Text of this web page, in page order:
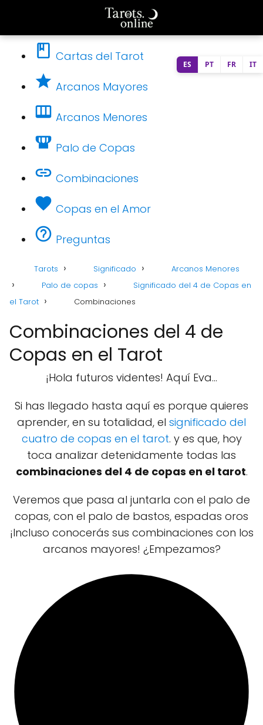
Cartas del Tarot
Arcanos Mayores
Arcanos Menores
Palo de Copas
Combinaciones
Copas en el Amor
Preguntas
Tarots Significado
Arcanos Menores
Palo de copas
Significado del 4 de Copas en
el Tarot
Combinaciones
Combinaciones del 4 de
Copas en el Tarot
¡Hola futuros videntes! Aquí Eva...
Si has llegado hasta aquí es porque quieres
aprender, en su totalidad, el significado del
cuatro de copas en el tarot. y es que, hoy
toca analizar detenidamente todas las
combinaciones del 4 de copas en el tarot.
Veremos que pasa al juntarla con el palo de
copas, con el palo de bastos, espadas oros
¡Incluso conocerás sus combinaciones con los
arcanos mayores! ¿Empezamos?
ES PT FR IT